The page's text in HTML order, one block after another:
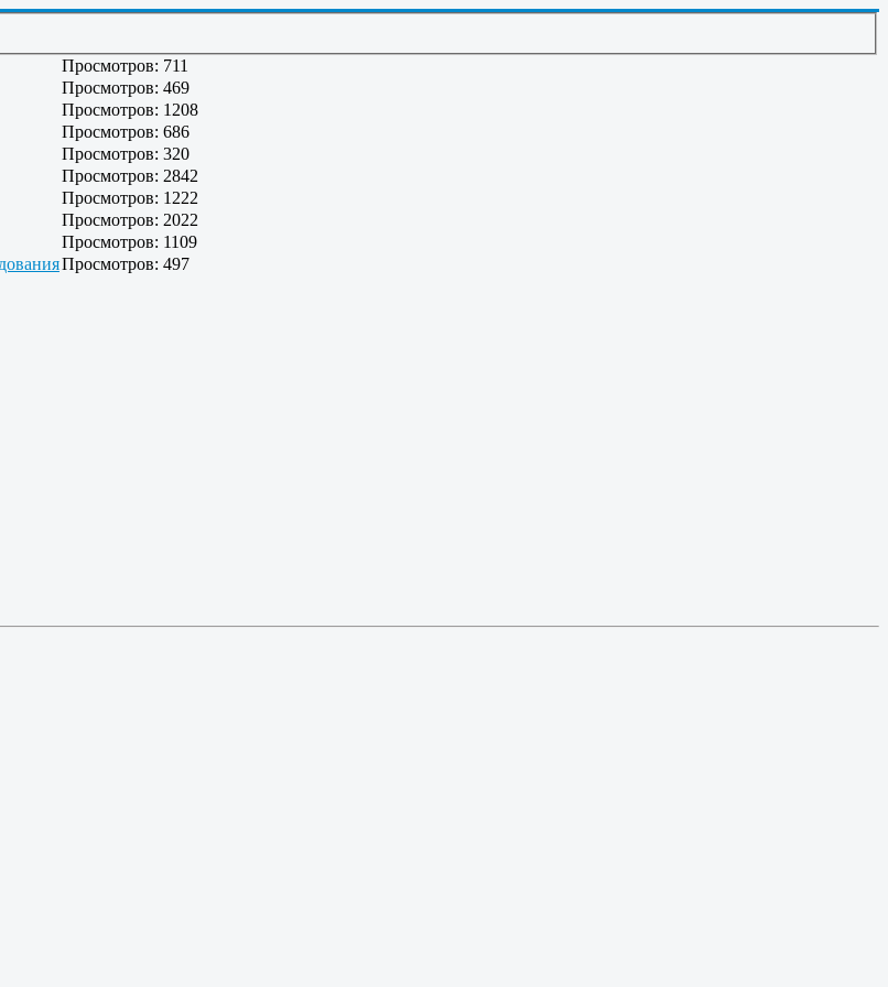
Просмотров: 711
Просмотров: 469
Просмотров: 1208
Просмотров: 686
Просмотров: 320
Просмотров: 2842
Просмотров: 1222
Просмотров: 2022
Просмотров: 1109
Просмотров: 497